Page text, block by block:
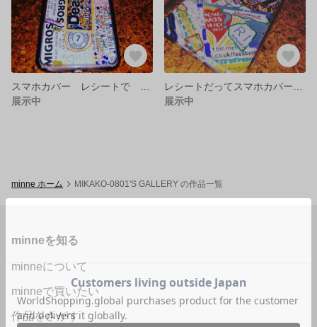
展示中
展示中
minne ホーム MIKAKO-0801'S GALLERY の作品一覧
minneを知る
minneについて
minneで買いたい
作品をさがす